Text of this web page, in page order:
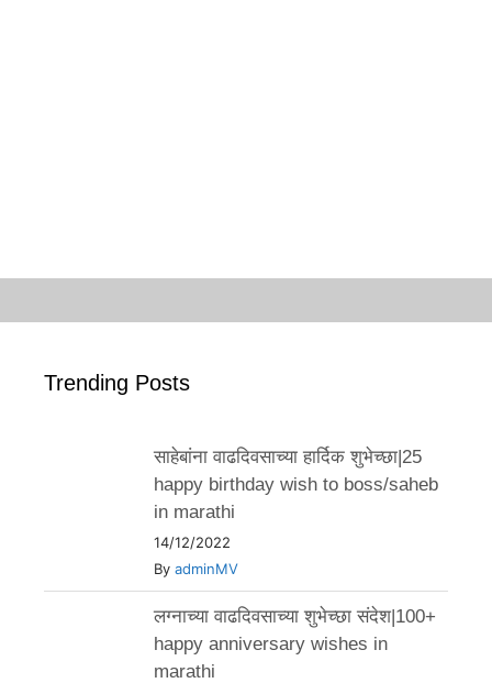
Trending Posts
साहेबांना वाढदिवसाच्या हार्दिक शुभेच्छा|25
happy birthday wish to boss/saheb
in marathi
14/12/2022
By adminMV
लग्नाच्या वाढदिवसाच्या शुभेच्छा संदेश|100+
happy anniversary wishes in
marathi